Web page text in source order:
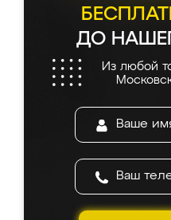
ДО
Из любой